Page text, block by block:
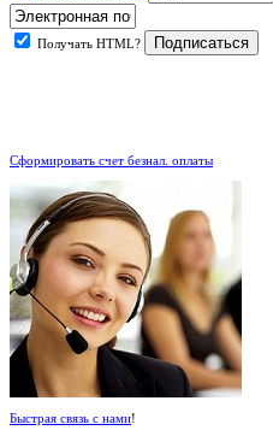
Получать HTML?
Сформировать счет безнал. оплаты
Быстрая связь с нами!